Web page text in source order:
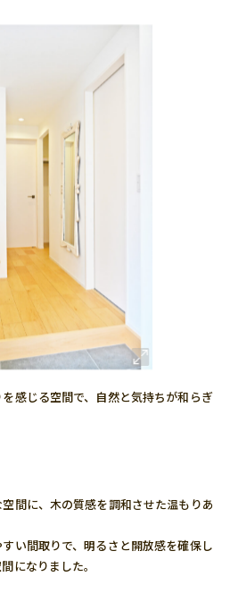
感じる空間で、自然と気持ちが和らぎ
間に、木の質感を調和させた温もりあ
い間取りで、明るさと開放感を確保し
になりました。